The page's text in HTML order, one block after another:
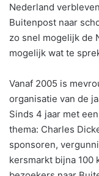
Nederland
Buitenpost naar
zo snel mogelijk de
mogelijk wat te
Vanaf 2005 is
organisatie van de
Sinds 4 jaar met
thema: Charles
sponsoren,
kersmarkt bijna 100